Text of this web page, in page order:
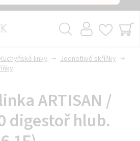
linky
Jednotlivé skříňky
ARTISAN /
digestoř hlub.